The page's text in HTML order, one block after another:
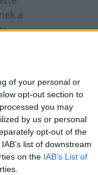
of your personal or
opt-out section to
you may
by us or personal
opt-out of the
list of downstream
on the IAB’s List of
a